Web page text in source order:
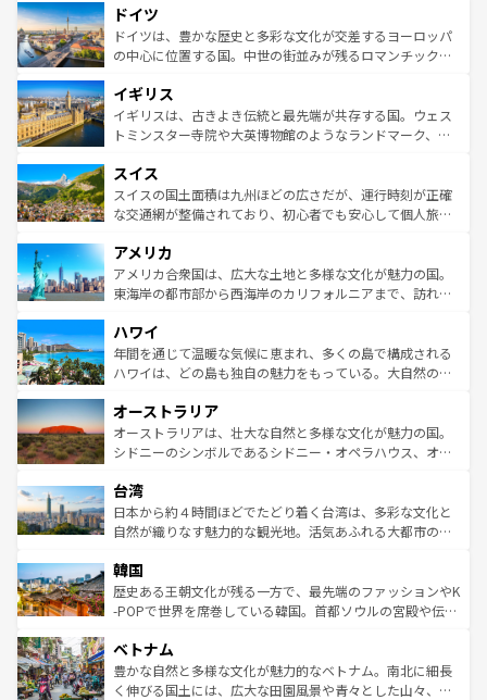
せる。地方によって風土や気候が異なるスペインはその個
性で訪れる人を魅了する。 なお、新着のスペイン情報は コ
ンテンツ一覧を参照してほしい。
で、幅広い魅力が詰まっている。華麗な宮殿、歴史的な大
聖堂、美しいビーチ、そして豊かな自然が、訪れる者を心
から魅了する。また、フランスは美食の国としても知ら
いる。シャンパンの発祥地であるランス、プロヴァンスの
香り高いラベンダー畑など、多彩な楽しみ方が可能だ。さ
らに、パリ以外の地域にも魅力が溢れており、どの街角に
れる地方に足を運ぶとそれぞれで全く異なる文化を体験で
きるだろう。 なお、新着のフランス情報はコンテンツ一覧
を参照してほしい。
ドイツ
ドイツは、豊かな歴史と多彩な文化が交差するヨーロッパ
の中心に位置する国。中世の街並みが残るロマンチック街
顔を持つこの国は、どこを歩いても飽きることがない。ベ
ルリンの文化的活気、バイエルン州のアルプスの絶景、そ
してライン川沿いのワイン畑といった風景は必見。ビール
は、お酒好きな人にはぜひ体験してほしい。 なお、新着の
ドイツ情報はコンテンツ一覧を参照してほしい。
イギリス
イギリスは、古きよき伝統と最先端が共存する国。ウェス
トミンスター寺院や大英博物館のようなランドマーク、歴
リアごとに異なる魅力がある。また、優雅なアフタヌーン
ティー、ビール好きにはたまらない英国パブ、サッカー観
戦など、本場だからこそできる体験も豊富。イギリスを旅
ンツ一覧を参照してほしい。
スイス
スイスの国土面積は九州ほどの広さだが、運行時刻が正確
な交通網が整備されており、初心者でも安心して個人旅行
の建物がそのまま残る町や、スイスならではのユニークな
博物館もあり、アルプス観光だけでなく町歩きも満喫する
ことができる。国民の所得が高いため物価も高いが、旅行
ば市内交通費無料で観光を楽しむこともできる。 なお、新
着のスイス情報はコンテンツ一覧 を参照してほしい。
アメリカ
アメリカ合衆国は、広大な土地と多様な文化が魅力の国。
東海岸の都市部から西海岸のカリフォルニアまで、訪れる
のような巨大都市は、観光、ショッピング、エンターテイ
ンメントが詰まった刺激的なスポットだ。一方、アメリカ
西部には大自然が広がり、グランドキャニオンやイエロー
部のニューオーリンズでは、音楽と美食が融合した独特の
文化が魅力。旅行者はアメリカの各地域で異なる魅力を楽
しみながら、その多様性と豊かな歴史を感じることができ
ならではの贅沢な旅のスタイルだ。 なお、新着のアメリカ
情報はコンテンツ一覧を参照してほしい。
ハワイ
年間を通じて温暖な気候に恵まれ、多くの島で構成される
ハワイは、どの島も独自の魅力をもっている。大自然の神
ワイ島は見逃せない。また、定番の観光地といえばオアフ
島だが、静かな自然を求めるならマウイ島やカウアイ島が
おすすめ。エメラルドグリーンに輝く海をはじめ、豊かな
れるおもてなしの心で訪れる人々を迎えてくれるハワイの
人々、おいしいローカルフードやハワイアンミュージッ
ク、伝統的なフラダンスなど、すべてがハワイの魅力を彩
ワイを、存分に味わってほしい。 なお、新着のハワイ情報
はコンテンツ一覧を参照してほしい。
オーストラリア
オーストラリアは、壮大な自然と多様な文化が魅力の国。
シドニーのシンボルであるシドニー・オペラハウス、オー
リアリーフや大陸中央部にそびえるウルル（エアーズロッ
ク）、タスマニアの美しい原生林やケアンズの熱帯雨林な
ど、見どころがたくさん。また、カフェやワイン、オージ
いる。アクティビティも充実しており、サーフィンやダイ
ビング、ハイキングなど、アウトドア好きにはたまらな
い。オーストラリアの多彩な魅力を存分に味わいつくそ
参照してほしい。
台湾
日本から約４時間ほどでたどり着く台湾は、多彩な文化と
自然が織りなす魅力的な観光地。活気あふれる大都市の台
ン）、静ひつな山岳地帯である台湾東部など、都市の喧騒
と山間の静けさが共存しており、訪れる人に新しい発見と
驚きをもたらしてくれる。また、奥深い台湾の食文化も魅
容にもいいと評判のスイーツなど、バラエティ豊かな料理
が味わえる。 なお、新着の台湾情報は コンテンツ一覧を参
照してほしい。
韓国
歴史ある王朝文化が残る一方で、最先端のファッションやK
-POPで世界を席巻している韓国。首都ソウルの宮殿や伝統
き、地方に足を延ばせば四季折々の自然美を楽しむことが
できる。そして、キムチや焼肉、絶品のストリートフード
まで、さまざまな韓国料理が待っている。夜には、韓国な
ベトナム
豊かな自然と多様な文化が魅力的なベトナム。南北に細長
く伸びる国土には、広大な田園風景や青々とした山々、世